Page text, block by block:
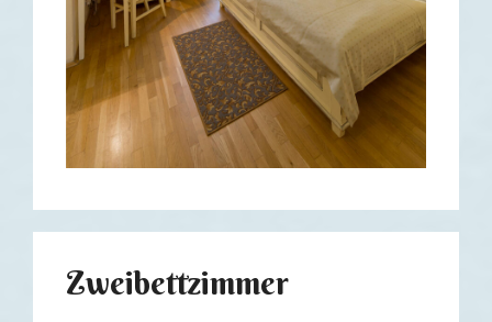
Zweibettzimmer